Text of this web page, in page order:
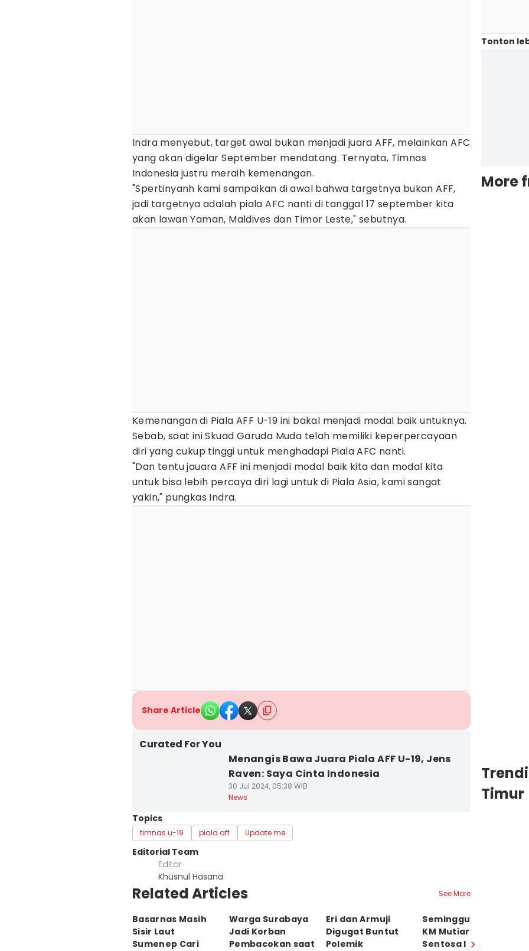
Indra menyebut, target awal bukan menjadi juara AFF, melainkan AFC
yang akan digelar September mendatang. Ternyata, Timnas
Indonesia justru meraih kemenangan.
"Spertinyanh kami sampaikan di awal bahwa targetnya bukan AFF,
jadi targetnya adalah piala AFC nanti di tanggal 17 september kita
akan lawan Yaman, Maldives dan Timor Leste," sebutnya.
Kemenangan di Piala AFF U-19 ini bakal menjadi modal baik untuknya.
Sebab, saat ini Skuad Garuda Muda telah memiliki keperpercayaan
diri yang cukup tinggi untuk menghadapi Piala AFC nanti.
"Dan tentu jauara AFF ini menjadi modal baik kita dan modal kita
untuk bisa lebih percaya diri lagi untuk di Piala Asia, kami sangat
yakin," pungkas Indra.
Share Article
Curated For You
Menangis Bawa Juara Piala AFF U-19, Jens
Raven: Saya Cinta Indonesia
30 Jul 2024, 05:38 WIB
News
Topics
timnas u-19 piala aff Update me
Editorial Team
Editor
Khusnul Hasana
Related Articles See More
Basarnas Masih
Sisir Laut
Sumenep Cari
Warga Surabaya
Jadi Korban
Pembacokan saat
Eri dan Armuji
Digugat Buntut
Polemik
Seminggu Insiden
KM Mutiara
Sentosa II,
Tonton
More
Timur